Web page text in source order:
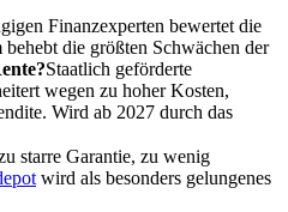
Finanzexperten bewertet die
die größten Schwächen der
Staatlich geförderte
wegen zu hoher Kosten,
Wird ab 2027 durch das
starre Garantie, zu wenig
wird als besonders gelungenes